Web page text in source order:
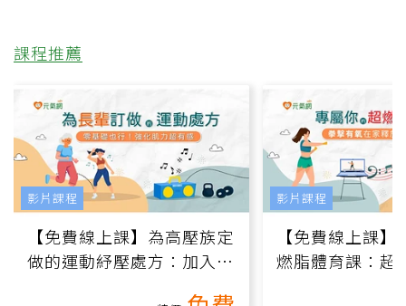
課程推薦
【免費線上課】為高壓族定
做的運動紓壓處方：加入行
影片課程
【免費線上課
燃脂體育課：超
影片課程